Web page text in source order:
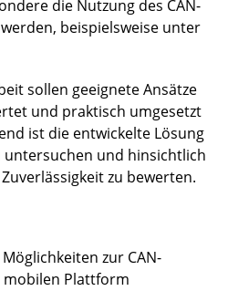
die Nutzung des CAN-
beispielsweise unter
sollen geeignete Ansätze
und praktisch umgesetzt
ist die entwickelte Lösung
untersuchen und hinsichtlich
zu bewerten.
zur CAN-
Plattform